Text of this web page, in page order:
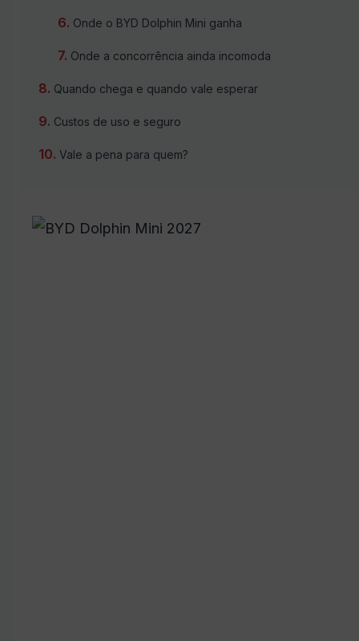
Onde o BYD Dolphin Mini ganha
Onde a concorrência ainda incomoda
Quando chega e quando vale esperar
Custos de uso e seguro
Vale a pena para quem?